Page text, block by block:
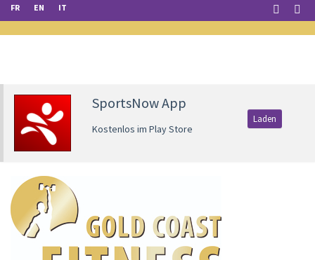
FR EN IT
SportsNow App
Kostenlos im Play Store
Laden